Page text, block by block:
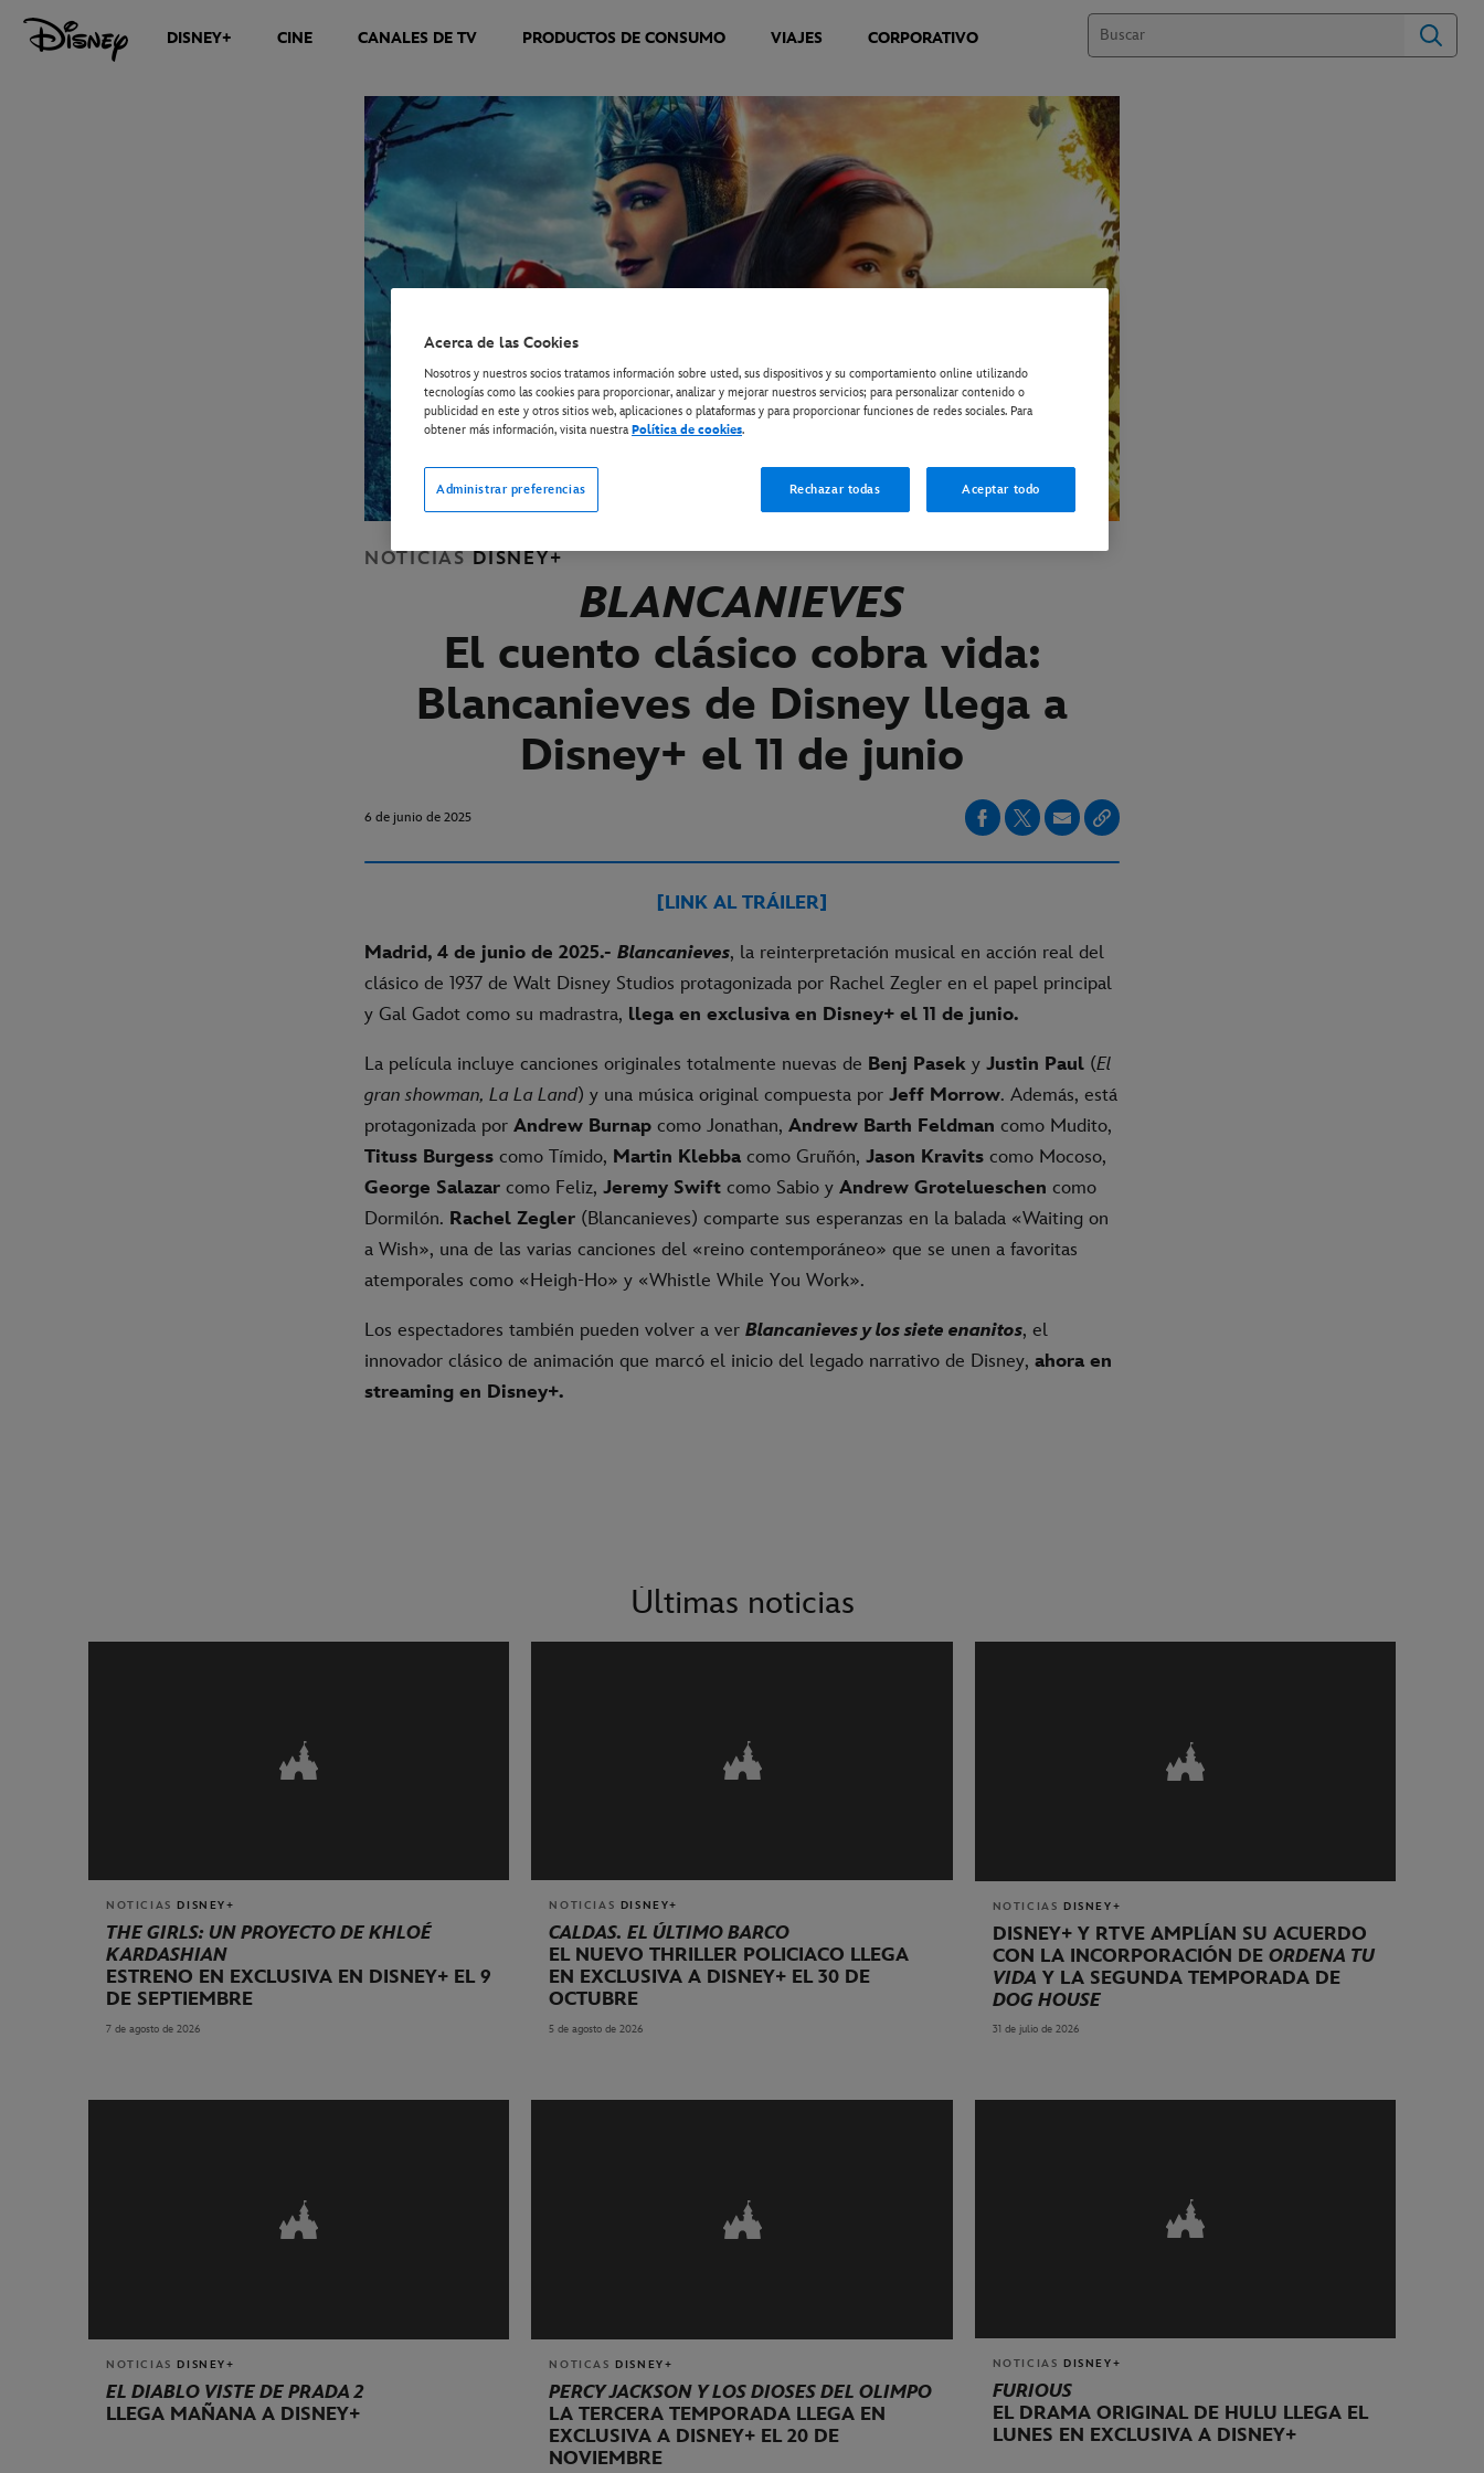
DISNEY+ CINE CANALES DE TV PRODUCTOS DE CONSUMO VIAJES CORPORATIVO
NOTICIAS DISNEY+
BLANCANIEVES
El cuento clásico cobra vida:
Blancanieves de Disney llega a
Disney+ el 11 de junio
6 de junio de 2025
[LINK AL TRÁILER]
Madrid, 4 de junio de 2025.- Blancanieves, la reinterpretación musical en acción real del
clásico de 1937 de Walt Disney Studios protagonizada por Rachel Zegler en el papel principal
y Gal Gadot como su madrastra, llega en exclusiva en Disney+ el 11 de junio.
La película incluye canciones originales totalmente nuevas de Benj Pasek y Justin Paul (El
gran showman, La La Land) y una música original compuesta por Jeff Morrow. Además, está
protagonizada por Andrew Burnap como Jonathan, Andrew Barth Feldman como Mudito,
Tituss Burgess como Tímido, Martin Klebba como Gruñón, Jason Kravits como Mocoso,
George Salazar como Feliz, Jeremy Swift como Sabio y Andrew Grotelueschen como
Dormilón. Rachel Zegler (Blancanieves) comparte sus esperanzas en la balada «Waiting on
a Wish», una de las varias canciones del «reino contemporáneo» que se unen a favoritas
atemporales como «Heigh-Ho» y «Whistle While You Work».
Los espectadores también pueden volver a ver Blancanieves y los siete enanitos, el
innovador clásico de animación que marcó el inicio del legado narrativo de Disney, ahora en
streaming en Disney+.
Últimas noticias
NOTICIAS DISNEY+
THE GIRLS: UN PROYECTO DE KHLOÉ
KARDASHIAN
ESTRENO EN EXCLUSIVA EN DISNEY+ EL 9
DE SEPTIEMBRE
7 de agosto de 2026
NOTICIAS DISNEY+
CALDAS. EL ÚLTIMO BARCO
EL NUEVO THRILLER POLICIACO LLEGA
EN EXCLUSIVA A DISNEY+ EL 30 DE
OCTUBRE
5 de agosto de 2026
NOTICIAS DISNEY+
DISNEY+ Y RTVE AMPLÍAN SU ACUERDO
CON LA INCORPORACIÓN DE ORDENA TU
VIDA Y LA SEGUNDA TEMPORADA DE
DOG HOUSE
31 de julio de 2026
NOTICIAS DISNEY+
EL DIABLO VISTE DE PRADA 2
LLEGA MAÑANA A DISNEY+
NOTICAS DISNEY+
PERCY JACKSON Y LOS DIOSES DEL OLIMPO
LA TERCERA TEMPORADA LLEGA EN
EXCLUSIVA A DISNEY+ EL 20 DE
NOVIEMBRE
NOTICIAS DISNEY+
FURIOUS
EL DRAMA ORIGINAL DE HULU LLEGA EL
LUNES EN EXCLUSIVA A DISNEY+
Acerca de las Cookies
Nosotros y nuestros socios tratamos información sobre usted, sus dispositivos y su comportamiento online utilizando
tecnologías como las cookies para proporcionar, analizar y mejorar nuestros servicios; para personalizar contenido o
publicidad en este y otros sitios web, aplicaciones o plataformas y para proporcionar funciones de redes sociales. Para
obtener más información, visita nuestra Política de cookies.
Administrar preferencias Rechazar todas Aceptar todo